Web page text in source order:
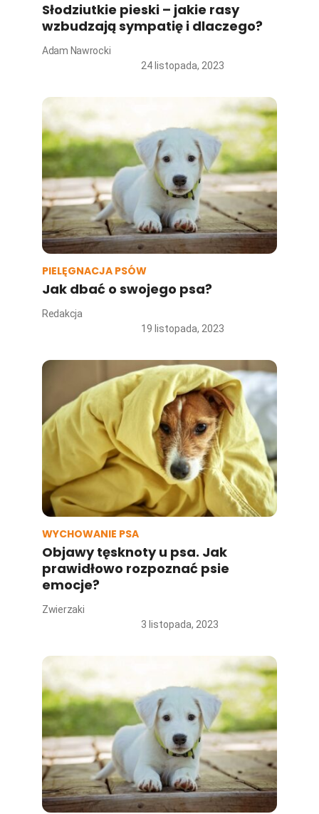
Słodziutkie pieski – jakie rasy
wzbudzają sympatię i dlaczego?
Adam Nawrocki
24 listopada, 2023
PIELĘGNACJA PSÓW
Jak dbać o swojego psa?
Redakcja
19 listopada, 2023
WYCHOWANIE PSA
Objawy tęsknoty u psa. Jak
prawidłowo rozpoznać psie
emocje?
Zwierzaki
3 listopada, 2023